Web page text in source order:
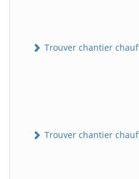
Trouver chantier
Trouver chantier